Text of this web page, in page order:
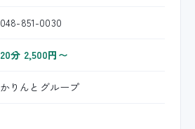
048-851-0030
20分 2,500円〜
かりんとグループ